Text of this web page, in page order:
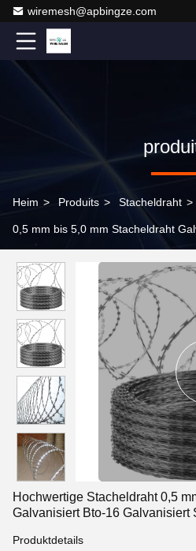
wiremesh@apbingze.com
Heim > Produits > Stacheldraht >
0,5 mm bis 5,0 mm Stacheldraht
Hochwertige Stacheldraht 0,5
Galvanisiert Bto-16 Galvanisiert
Produktdetails